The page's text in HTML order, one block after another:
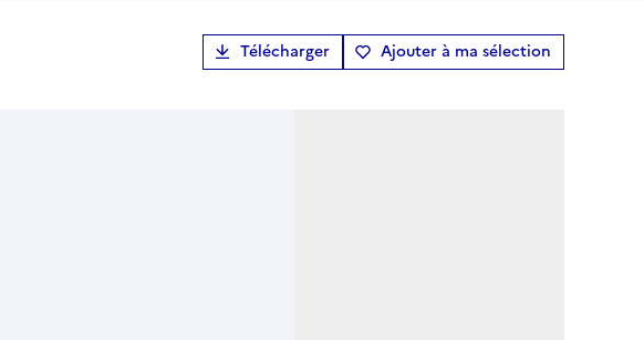
Télécharger Ajouter à ma sélection